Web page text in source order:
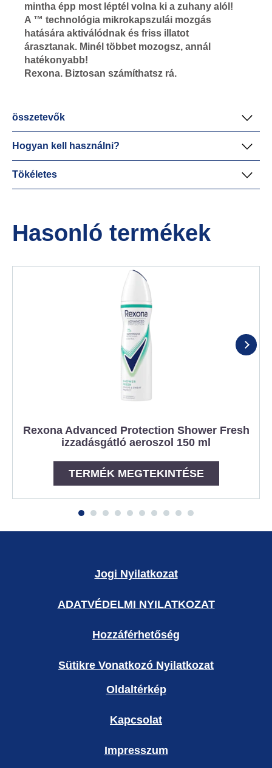
mintha épp most léptél volna ki a zuhany alól!
A ™ technológia mikrokapszulái mozgás
hatására aktiválódnak és friss illatot
árasztanak. Minél többet mozogsz, annál
hatékonyabb!
Rexona. Biztosan számíthatsz rá.
összetevők
Hogyan kell használni?
Tökéletes
Hasonló termékek
Rexona Advanced Protection Shower Fresh
izzadásgátló aeroszol 150 ml
TERMÉK MEGTEKINTÉSE
Jogi Nyilatkozat
ADATVÉDELMI NYILATKOZAT
Hozzáférhetőség
Sütikre Vonatkozó Nyilatkozat
Oldaltérkép
Kapcsolat
Impresszum